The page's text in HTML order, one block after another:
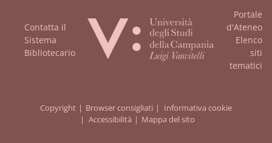
Contatta il
Sistema
Bibliotecario
Portale
d'Ateneo
Elenco
siti
tematici
Copyright Browser consigliati
Informativa cookie
Accessibilità
Mappa del sito